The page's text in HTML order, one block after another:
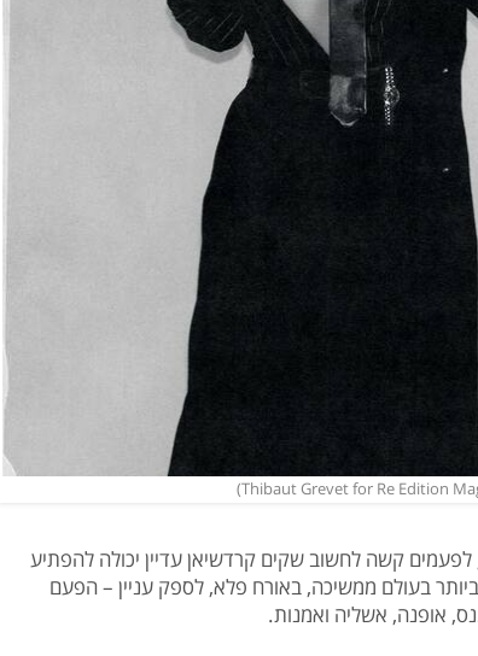
קשה לחשוב שקים קרדשיאן עדיין יכולה להפתיע
בעולם ממשיכה, באורח פלא, לספק עניין – הפעם
אופנה, אשליה ואמנות.